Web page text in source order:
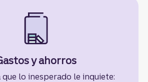
y ahorros
lo inesperado le inquiete: